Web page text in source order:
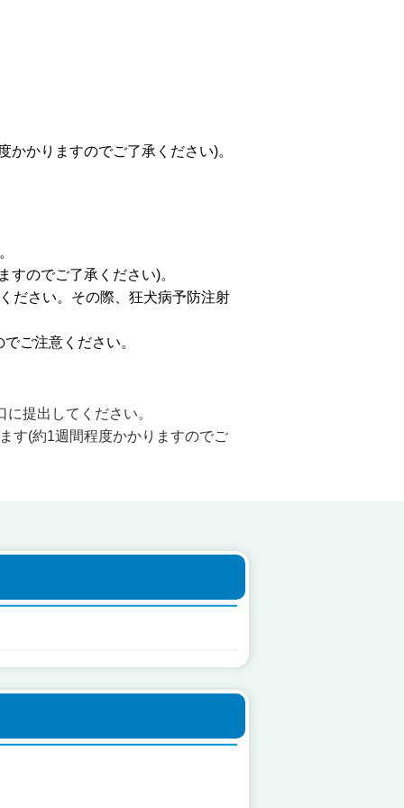
かりますのでご了承ください)。
のでご了承ください)。
ださい。その際、狂犬病予防注射
ご注意ください。
提出してください。
す(約1週間程度かかりますのでご